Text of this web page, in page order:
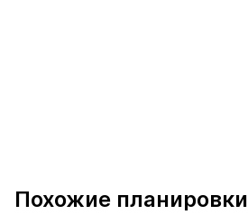
Похожие планировки